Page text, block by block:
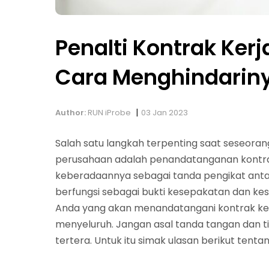
Penalti Kontrak
Cara
Author: RUN iProbe | 03 Jan 2023
Salah satu langkah terpenting saat
perusahaan adalah penandatanganan
keberadaannya sebagai tanda pengikat
berfungsi sebagai bukti kesepakatan dan
Anda yang akan menandatangani kontrak
menyeluruh. Jangan asal tanda tangan
tertera. Untuk itu simak ulasan berikut